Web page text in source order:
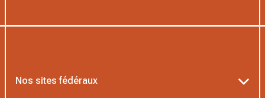
Nos sites fédéraux